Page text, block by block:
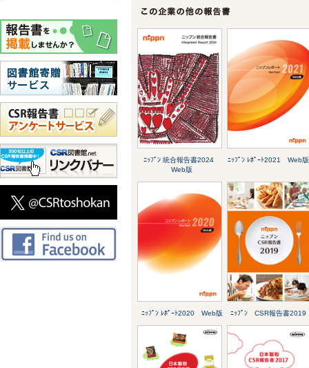
ﾆｯﾌﾟﾝ 統合報告書2024
Web版
ﾆｯﾌﾟﾝ ﾚﾎﾟｰﾄ2021 Web版
ﾆｯﾌﾟﾝ ﾚﾎﾟｰﾄ2020 Web版 ﾆｯﾌﾟﾝ CSR報告書2019